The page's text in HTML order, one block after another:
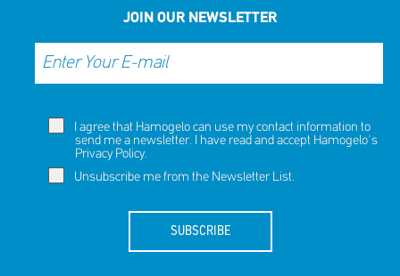
JOIN OUR NEWSLETTER
I agree that Hamogelo can use my contact information to
send me a newsletter. I have read and accept Hamogelo's
Privacy Policy.
Unsubscribe me from the Newsletter List.
SUBSCRIBE